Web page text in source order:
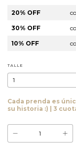
20% OFF
30% OFF
10% OFF
TALLE
Cada prenda es
su historia :) | 3